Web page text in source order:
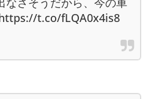
t.co/fLQA0x4is8